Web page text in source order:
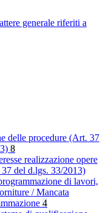
generale riferiti a
delle procedure (Art. 37
8
realizzazione opere
del d.lgs. 33/2013)
di lavori,
/ Mancata
4